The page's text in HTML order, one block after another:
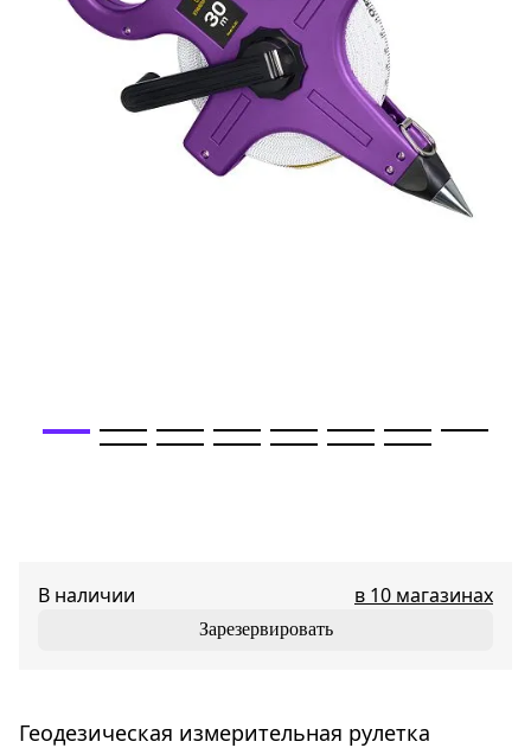
Геодезическая измерительная рулетка
В наличии в 10 магазинах
Зарезервировать